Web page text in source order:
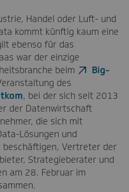
Handel oder Luft- und
kommt künftig kaum eine
ebenso für das
war der einzige
beim
Big-
des
, bei der sich seit 2013
der Datenwirtschaft
die sich mit
Lösungen und
beschäftigen, Vertreter der
Strategieberater und
am 28. Februar im